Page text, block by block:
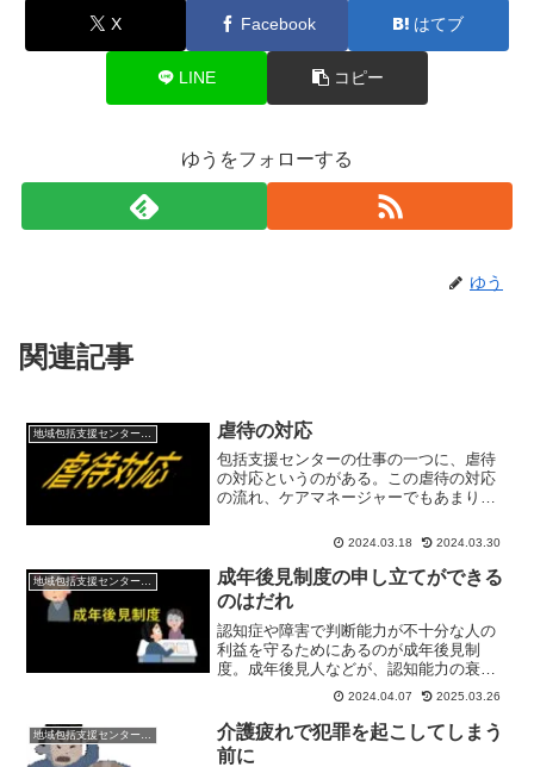
X Facebook はてブ
LINE コピー
ゆうをフォローする
ゆう
関連記事
虐待の対応
包括支援センターの仕事の一つに、虐待
の対応というのがある。この虐待の対応
の流れ、ケアマネージャーでもあまりよ
「虐待通報している」という意識もない
2024.03.18 2024.03.30
成年後見制度の申し立てができる
のはだれ
認知症や障害で判断能力が不十分な人の
利益を守るためにあるのが成年後見制
度。成年後見人などが、認知能力の衰え
た本人の代わりに、財産管理や契約の手
伝いをしてくれたりする。では、成年後
見制度を使うための申し立てはだれがす
る？
2024.04.07 2025.03.26
介護疲れで犯罪を起こしてしまう
前に